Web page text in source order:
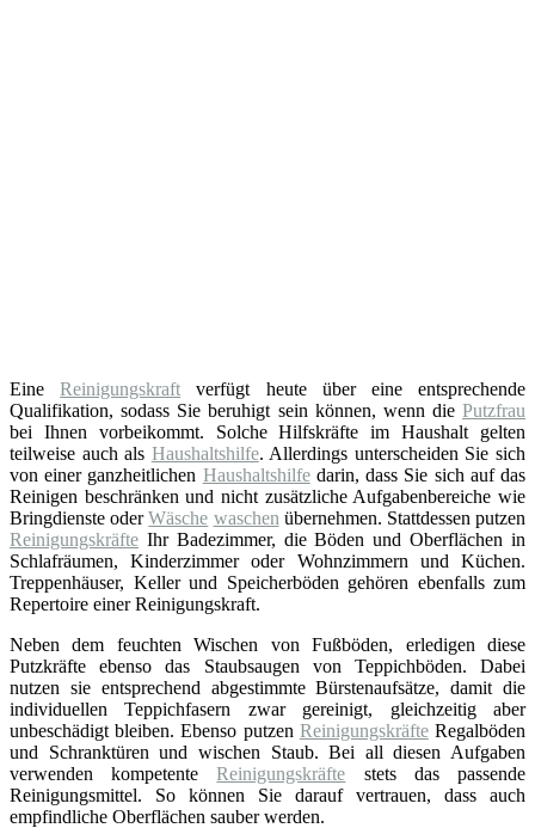
EineReinigungskraft verfügt heute über eine entsprechende
Qualifikation, sodass Sie beruhigt sein können, wenn die Putzfrau
bei Ihnen vorbeikommt. Solche Hilfskräfte im Haushalt gelten
teilweise auch als Haushaltshilfe. Allerdings unterscheiden Sie sich
von einer ganzheitlichen Haushaltshilfedarin, dass Sie sich auf das
Reinigen beschränken und nicht zusätzliche Aufgabenbereiche wie
Bringdienste oderWäsche waschen übernehmen. Stattdessen putzen
Reinigungskräfte Ihr Badezimmer, die Böden und Oberflächen in
Schlafräumen, Kinderzimmer oder Wohnzimmern und Küchen.
Treppenhäuser, Keller und Speicherböden gehören ebenfalls zum
Repertoire einer Reinigungskraft.
Neben dem feuchten Wischen von Fußböden, erledigen diese
Putzkräfte ebenso das Staubsaugen von Teppichböden. Dabei
nutzen sie entsprechend abgestimmte Bürstenaufsätze, damit die
individuellen Teppichfasern zwar gereinigt, gleichzeitig aber
unbeschädigt bleiben. Ebenso putzen ReinigungskräfteRegalböden
und Schranktüren und wischen Staub. Bei all diesen Aufgaben
verwenden kompetenteReinigungskräfte stets das passende
Reinigungsmittel. So können Sie darauf vertrauen, dass auch
empfindliche Oberflächen sauber werden.